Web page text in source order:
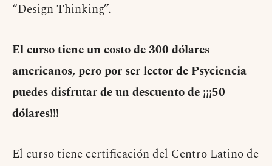
“Design Thinking”.
El curso tiene un costo de 300 dólares
americanos, pero por ser lector de Psyciencia
puedes disfrutar de un descuento de ¡¡¡50
dólares!!!
El curso tiene certificación del Centro Latino de